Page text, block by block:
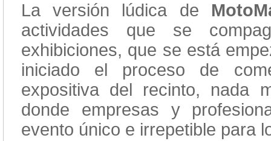
La versión lúdica de
actividades que se
exhibiciones, que se está
iniciado el proceso de
expositiva del recinto, nada
donde empresas y
evento único e irrepetible para